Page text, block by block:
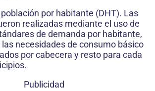
por habitante (DHT). Las
realizadas mediante el uso de
de demanda por habitante,
necesidades de consumo básico
por cabecera y resto para cada
Publicidad